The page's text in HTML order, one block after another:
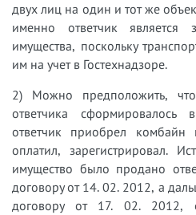
двух лиц на один и тот же
именно ответчик является
имущества, поскольку
им на учет в Гостехнадзоре.
2) Можно предположить,
ответчика
ответчик приобрел
оплатил, зарегистрировал.
имущество было продано
договору от 14. 02. 2012, а
договору от 17. 02. 2012,